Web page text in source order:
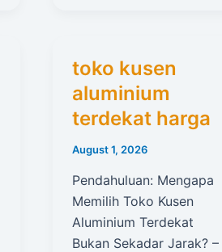
toko kusen
aluminium
terdekat harga
August 1, 2026
Pendahuluan: Mengapa
Memilih Toko Kusen
Aluminium Terdekat
Bukan Sekadar Jarak? –